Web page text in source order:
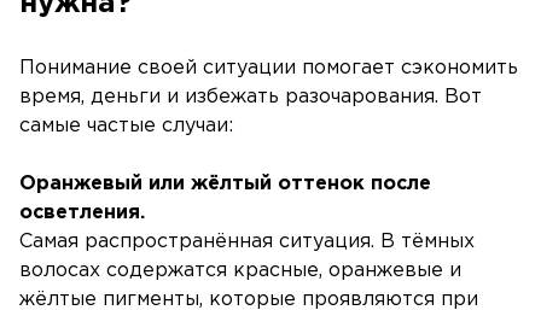
Понимание своей ситуации помогает сэкономить
время, деньги и избежать разочарования. Вот
самые частые случаи:
Оранжевый или жёлтый оттенок после
осветления.
Самая распространённая ситуация. В тёмных
волосах содержатся красные, оранжевые и
жёлтые пигменты, которые проявляются при